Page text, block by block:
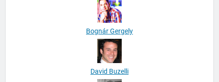
Bognár Gergely
David Buzelli